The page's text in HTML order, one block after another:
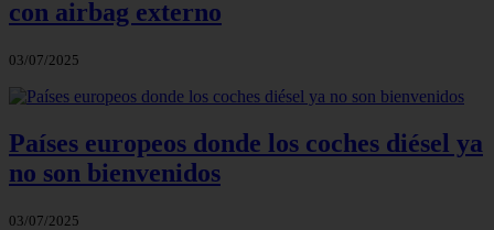
con airbag externo
03/07/2025
Países europeos donde los coches diésel ya
no son bienvenidos
03/07/2025